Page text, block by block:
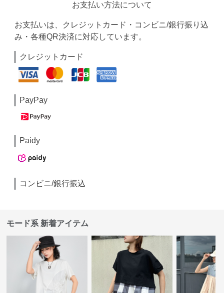
お支払い方法について
お支払いは、クレジットカード・コンビニ/銀行振り込
み・各種QR決済に対応しています。
クレジットカード
PayPay
Paidy
コンビニ/銀行振込
モード系 新着アイテム